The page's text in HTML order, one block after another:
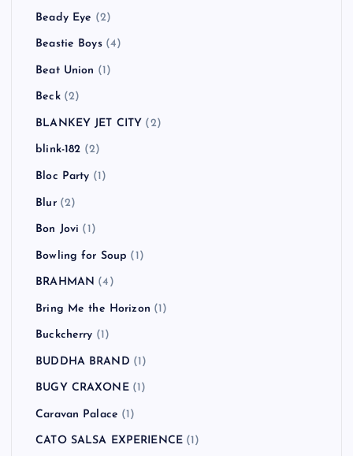
Beady Eye (2)
Beastie Boys(4)
Beat Union (1)
Beck(2)
BLANKEY JET CITY (2)
blink-182 (2)
Bloc Party (1)
Blur(2)
Bon Jovi (1)
Bowling for Soup (1)
BRAHMAN (4)
Bring Me the Horizon (1)
Buckcherry (1)
BUDDHA BRAND (1)
BUGY CRAXONE(1)
Caravan Palace (1)
CATO SALSA EXPERIENCE (1)